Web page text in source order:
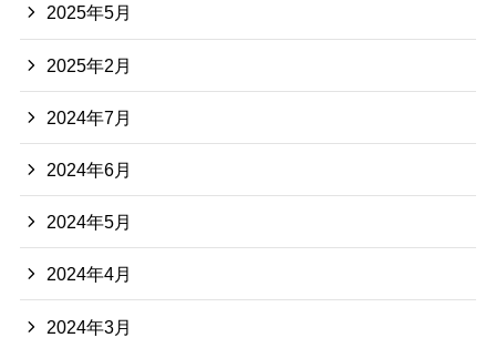
2025年5月
2025年2月
2024年7月
2024年6月
2024年5月
2024年4月
2024年3月